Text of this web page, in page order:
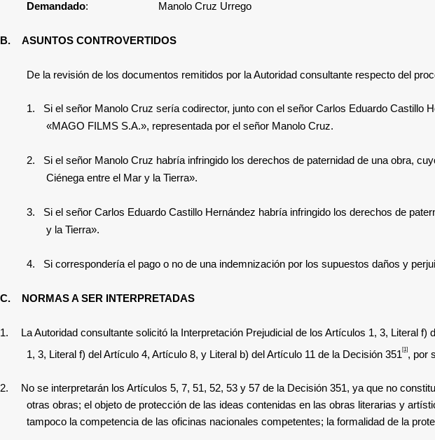
Demandado: Manolo Cruz Urrego
B. ASUNTOS CONTROVERTIDOS
De la revisión de los documentos remitidos por la Autoridad consultante respecto del
1.
Si el señor Manolo Cruz sería codirector, junto con el señor Carlos Eduardo Castillo
«MAGO FILMS S.A.», representada por el señor Manolo Cruz.
2.
Si el señor Manolo Cruz habría infringido los derechos de paternidad de una obra,
Ciénega entre el Mar y la Tierra».
3. Si el señor Carlos Eduardo Castillo Hernández habría infringido los derechos de
y la Tierra».
4. Si correspondería el pago o no de una indemnización por los supuestos daños y
C. NORMAS A SER INTERPRETADAS
1. La Autoridad consultante solicitó la Interpretación Prejudicial de los Artículos 1, 3, Literal f)
1, 3, Literal f) del Artículo 4, Artículo 8, y Literal b) del Artículo 11 de la Decisión 351[1], por
2. No se interpretarán los Artículos 5, 7, 51, 52, 53 y 57 de la Decisión 351, ya que no
otras obras; el objeto de protección de las ideas contenidas en las obras literarias y
tampoco la competencia de las oficinas nacionales competentes; la formalidad de la